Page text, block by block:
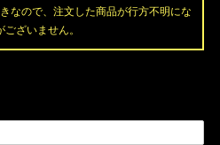
なので、注文した商品が行方不明にな
ございません。